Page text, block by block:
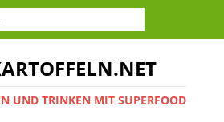
UND TRINKEN MIT SUPERFOOD